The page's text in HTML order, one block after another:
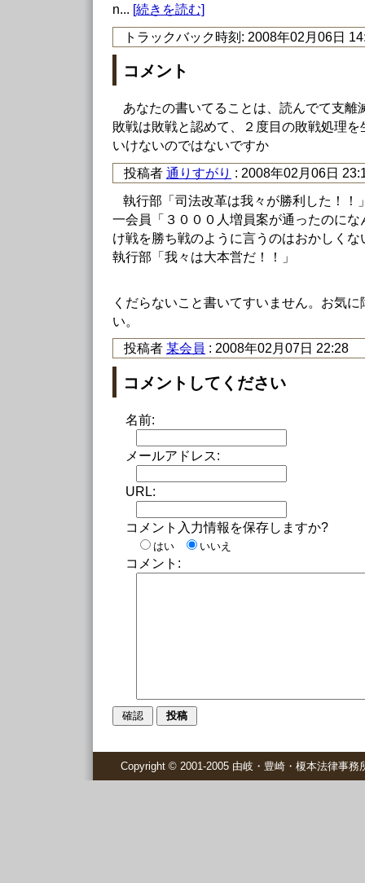
n... [続きを読む]
トラックバック時刻: 2008年02月06日
コメント
あなたの書いてることは、読んでて支離
敗戦は敗戦と認めて、２度目の敗戦処理
いけないのではないですか
投稿者 通りすがり : 2008年02月06日
執行部「司法改革は我々が勝利した！！
一会員「３０００人増員案が通ったのに
け戦を勝ち戦のように言うのはおかしくな
執行部「我々は大本営だ！！」
くだらないこと書いてすいません。お気
い。
投稿者 某会員 : 2008年02月07日 22:28
コメントしてください
名前:
メールアドレス:
URL:
コメント入力情報を保存しますか?
はい いいえ
コメント:
Copyright © 2001-2005 由岐・豊崎・榎本法律事